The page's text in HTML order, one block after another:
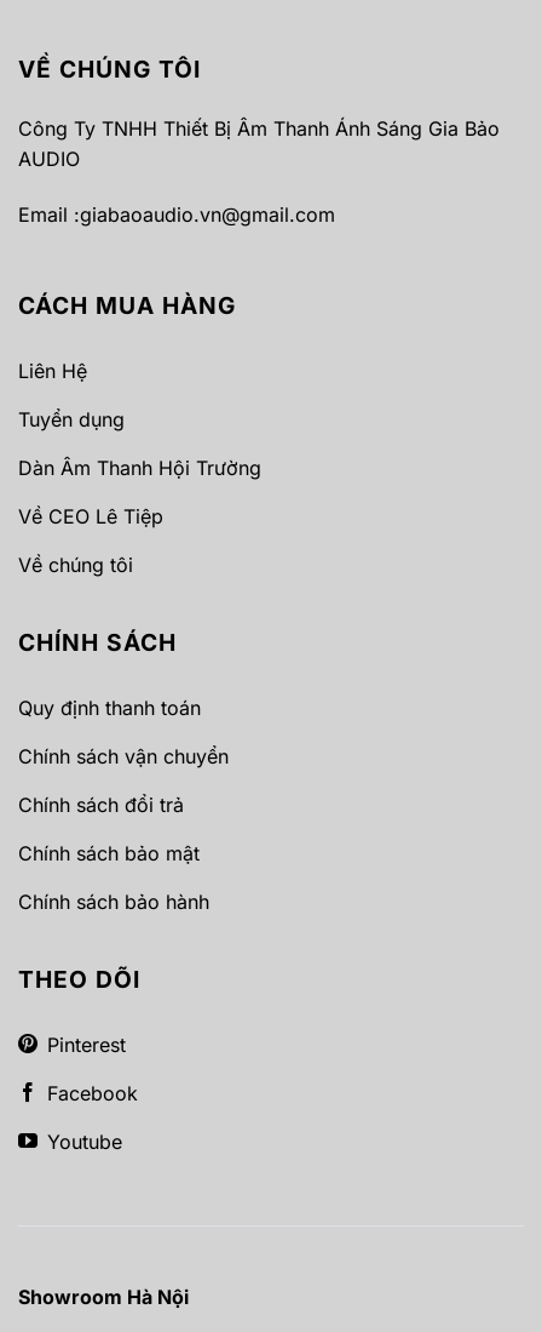
VỀ CHÚNG TÔI
Công Ty TNHH Thiết Bị Âm Thanh Ánh Sáng Gia Bảo
AUDIO
Email :giabaoaudio.vn@gmail.com
CÁCH MUA HÀNG
Liên Hệ
Tuyển dụng
Dàn Âm Thanh Hội Trường
Về CEO Lê Tiệp
Về chúng tôi
CHÍNH SÁCH
Quy định thanh toán
Chính sách vận chuyển
Chính sách đổi trả
Chính sách bảo mật
Chính sách bảo hành
THEO DÕI
Pinterest
Facebook
Youtube
Showroom Hà Nội